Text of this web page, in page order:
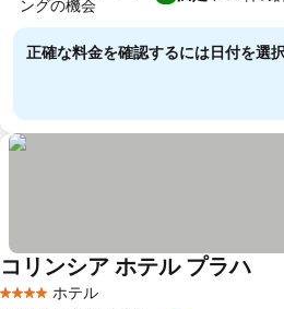
ングの機会
正確な料金を確認するには日付を選
4 ホテルのランク
ホテル
コリンシア ホテル プラハ料